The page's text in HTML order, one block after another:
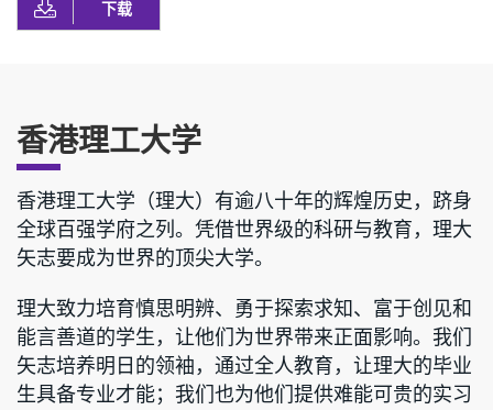
下载
香港理工大学
香港理工大学（理大）有逾八十年的辉煌历史，跻身
全球百强学府之列。凭借世界级的科研与教育，理大
矢志要成为世界的顶尖大学。
理大致力培育慎思明辨、勇于探索求知、富于创见和
能言善道的学生，让他们为世界带来正面影响。我们
矢志培养明日的领袖，通过全人教育，让理大的毕业
生具备专业才能；我们也为他们提供难能可贵的实习